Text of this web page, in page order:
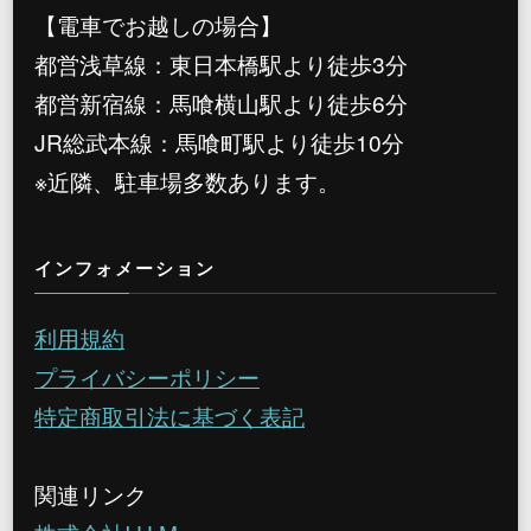
【電車でお越しの場合】
都営浅草線：東日本橋駅より徒歩3分
都営新宿線：馬喰横山駅より徒歩6分
JR総武本線：馬喰町駅より徒歩10分
※近隣、駐車場多数あります。
インフォメーション
利用規約
プライバシーポリシー
特定商取引法に基づく表記
関連リンク